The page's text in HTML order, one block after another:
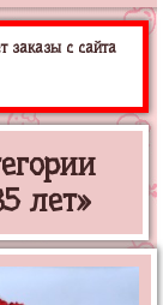
заказы с сайта
лет»